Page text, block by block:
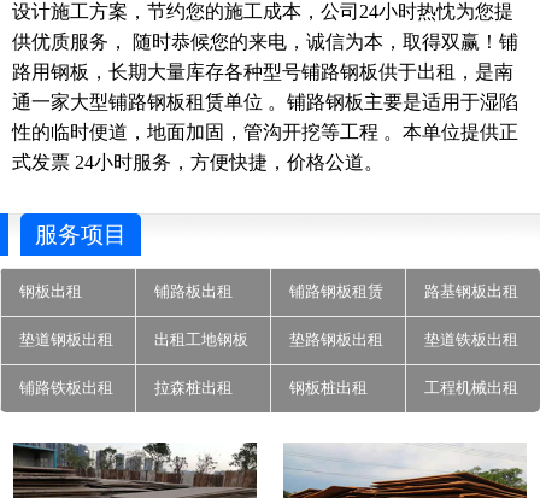
设计施工方案，节约您的施工成本，公司24小时热忱为您提
供优质服务， 随时恭候您的来电，诚信为本，取得双赢！铺
路用钢板，长期大量库存各种型号铺路钢板供于出租，是南
通一家大型铺路钢板租赁单位 。铺路钢板主要是适用于湿陷
性的临时便道，地面加固，管沟开挖等工程 。本单位提供正
式发票 24小时服务，方便快捷，价格公道。
服务项目
钢板出租 铺路板出租 铺路钢板租赁 路基钢板出租
垫道钢板出租 出租工地钢板 垫路钢板出租 垫道铁板出租
铺路铁板出租 拉森桩出租 钢板桩出租 工程机械出租